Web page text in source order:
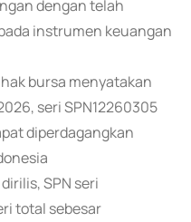
dengan telah
instrumen keuangan
bursa menyatakan
seri SPN12260305
diperdagangkan
SPN seri
total sebesar